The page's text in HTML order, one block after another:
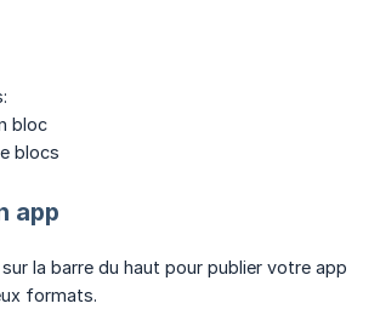
bloc
blocs
app
la barre du haut pour publier votre app
formats.